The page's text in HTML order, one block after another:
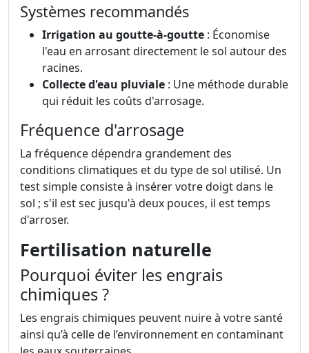
Systèmes recommandés
Irrigation au goutte-à-goutte : Économise
l'eau en arrosant directement le sol autour des
racines.
Collecte d'eau pluviale : Une méthode durable
qui réduit les coûts d'arrosage.
Fréquence d'arrosage
La fréquence dépendra grandement des
conditions climatiques et du type de sol utilisé. Un
test simple consiste à insérer votre doigt dans le
sol ; s'il est sec jusqu'à deux pouces, il est temps
d'arroser.
Fertilisation naturelle
Pourquoi éviter les engrais
chimiques ?
Les engrais chimiques peuvent nuire à votre santé
ainsi qu’à celle de l’environnement en contaminant